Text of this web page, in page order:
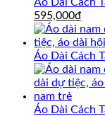
Giá
gốc
là:
695,000₫.
595,000₫
hiện
tại
là:
Áo Dài Cách
Áo Dài Cách